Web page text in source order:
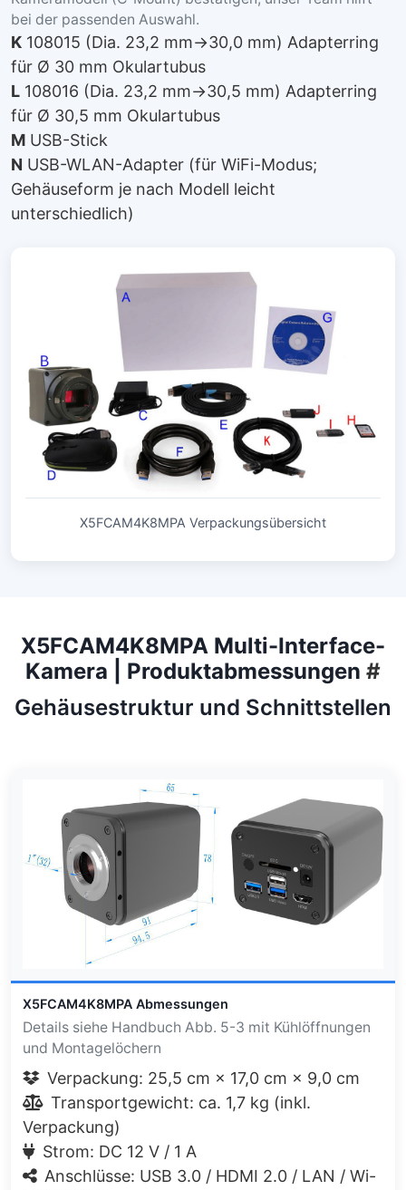
bei der passenden Auswahl.
K 108015 (Dia. 23,2 mm→30,0 mm) Adapterring
für Ø 30 mm Okulartubus
L 108016 (Dia. 23,2 mm→30,5 mm) Adapterring
für Ø 30,5 mm Okulartubus
M USB-Stick
N USB-WLAN-Adapter (für WiFi-Modus;
Gehäuseform je nach Modell leicht
unterschiedlich)
X5FCAM4K8MPA Verpackungsübersicht
X5FCAM4K8MPA Multi-Interface-
Kamera | Produktabmessungen #
Gehäusestruktur und Schnittstellen
X5FCAM4K8MPA Abmessungen
Details siehe Handbuch Abb. 5-3 mit Kühlöffnungen
und Montagelöchern
Verpackung: 25,5 cm × 17,0 cm × 9,0 cm
Transportgewicht: ca. 1,7 kg (inkl.
Verpackung)
Strom: DC 12 V / 1 A
Anschlüsse: USB 3.0 / HDMI 2.0 / LAN / Wi-